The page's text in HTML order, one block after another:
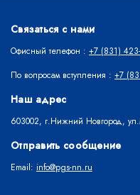
Связаться с нами
Офисный телефон : +7 (831)
По вопросам вступления : +7
Наш адрес
603002, г.Нижний Новгород,
Отправить сообщение
Email: info@pgs-nn.ru